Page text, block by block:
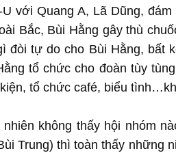
với Quang A, Lã Dũng, đám
Bắc, Bùi Hằng gây thù
đòi tự do cho Bùi Hằng, bất
tổ chức cho đoàn tùy
tổ chức café, biểu
không thấy hội nhóm
Trung) thì toàn thấy những